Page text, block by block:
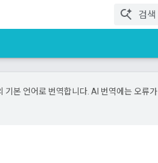
본 언어로 번역합니다. AI 번역에는 오류가